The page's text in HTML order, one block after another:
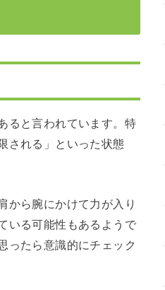
ると言われています。特
される」といった状態
から腕にかけて力が入り
いる可能性もあるようで
ったら意識的にチェック